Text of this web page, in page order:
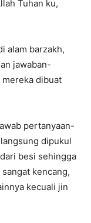
Tuhan ku,
alam barzakh,
jawaban-
dibuat
pertanyaan-
dipukul
besi sehingga
kencang,
kecuali jin